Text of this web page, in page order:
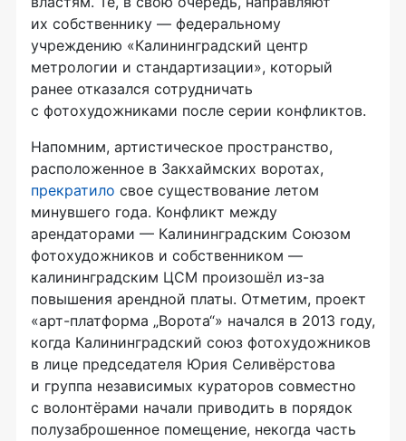
их собственнику — федеральному
учреждению «Калининградский центр
метрологии и стандартизации», который
ранее отказался сотрудничать
с фотохудожниками после серии конфликтов.
Напомним, артистическое пространство,
расположенное в Закхаймских воротах,
прекратило свое существование летом
минувшего года. Конфликт между
арендаторами — Калининградским Союзом
фотохудожников и собственником —
калининградским ЦСМ произошёл из-за
повышения арендной платы. Отметим, проект
«арт-платформа „Ворота“» начался в 2013 году,
когда Калининградский союз фотохудожников
в лице председателя Юрия Селивёрстова
и группа независимых кураторов совместно
с волонтёрами начали приводить в порядок
полузаброшенное помещение, некогда часть